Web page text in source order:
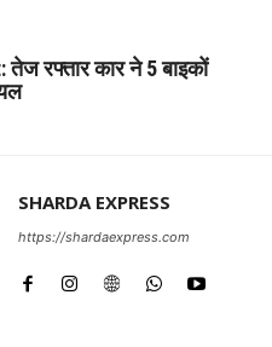
रफ्तार कार ने 5 बाइकों
SHARDA EXPRESS
https://shardaexpress.com